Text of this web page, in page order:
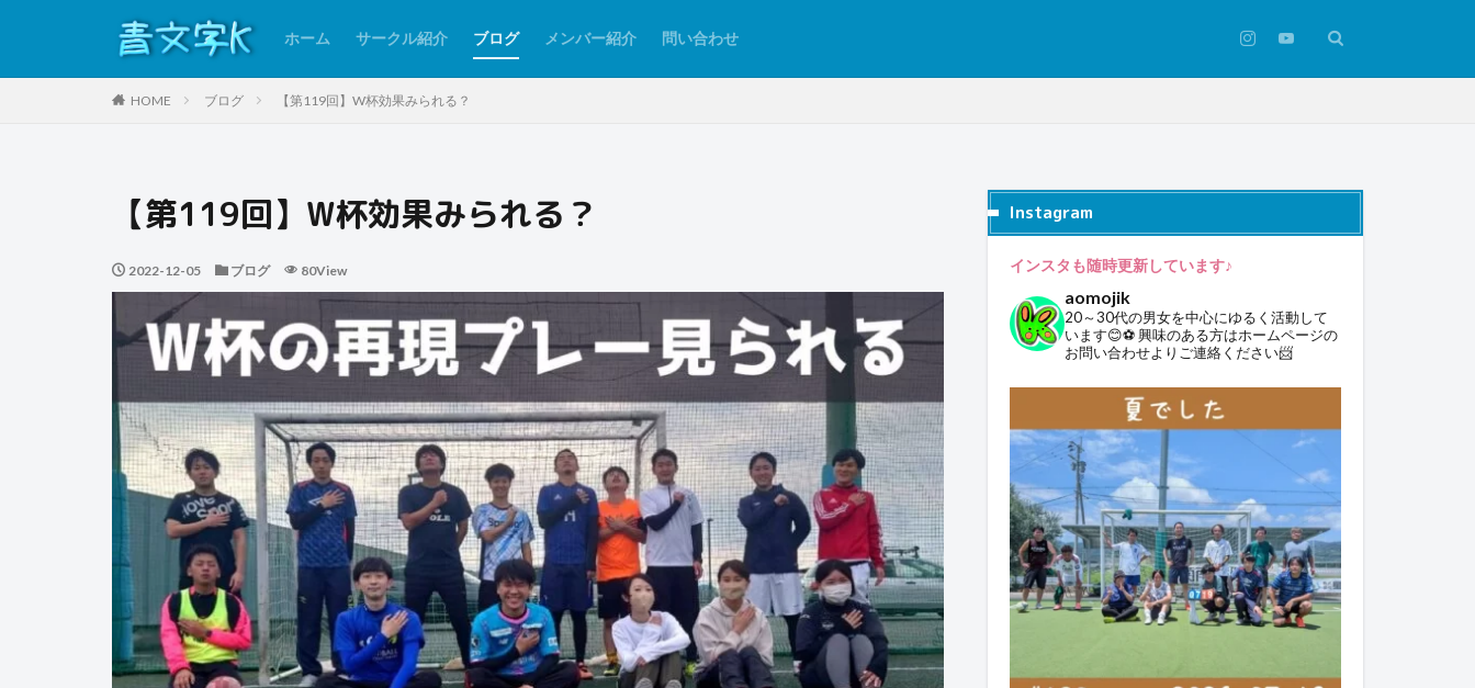
ホーム サークル紹介 ブログ メンバー紹介 問い合わせ
HOME ブログ 【第119回】W杯効果みられる？
【第119回】W杯効果みられる？
2022-12-05 ブログ 80View
Instagram
インスタも随時更新しています♪
aomojik
20～30代の男女を中心にゆるく活動して
います😊⚽興味のある方はホームページの
お問い合わせよりご連絡ください📨